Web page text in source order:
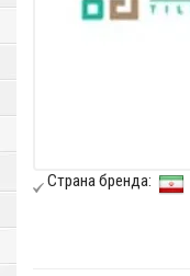
Страна бренда: